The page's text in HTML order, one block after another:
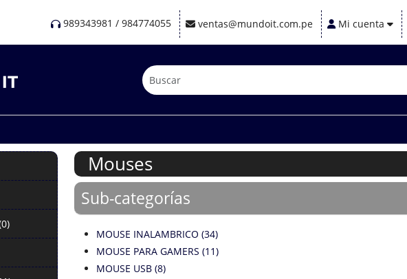
989343981 / 984774055 ventas@mundoit.com.pe Mi cuenta
Mouses
Sub-categorías
MOUSE INALAMBRICO (34)
MOUSE PARA GAMERS (11)
MOUSE USB (8)